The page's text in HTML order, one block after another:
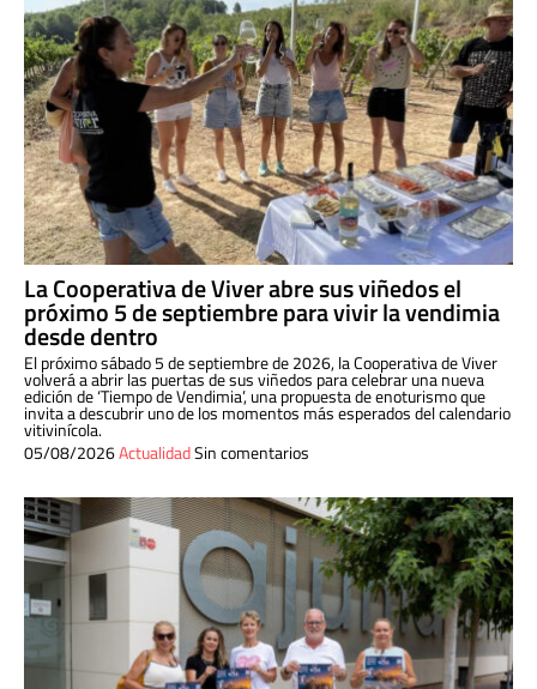
La Cooperativa de Viver abre sus viñedos el
próximo 5 de septiembre para vivir la vendimia
desde dentro
El próximo sábado 5 de septiembre de 2026, la Cooperativa de Viver
volverá a abrir las puertas de sus viñedos para celebrar una nueva
edición de ‘Tiempo de Vendimia’, una propuesta de enoturismo que
invita a descubrir uno de los momentos más esperados del calendario
vitivinícola.
05/08/2026ActualidadSin comentarios